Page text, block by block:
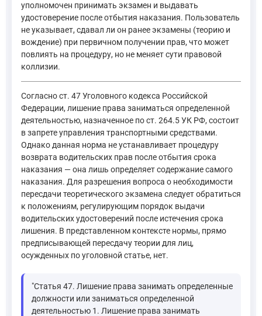
уполномочен принимать экзамен и выдавать
удостоверение после отбытия наказания. Пользователь
не указывает, сдавал ли он ранее экзамены (теорию и
вождение) при первичном получении прав, что может
повлиять на процедуру, но не меняет сути правовой
коллизии.
Согласно ст. 47 Уголовного кодекса Российской
Федерации, лишение права заниматься определенной
деятельностью, назначенное по ст. 264.5 УК РФ, состоит
в запрете управления транспортными средствами.
Однако данная норма не устанавливает процедуру
возврата водительских прав после отбытия срока
наказания — она лишь определяет содержание самого
наказания. Для разрешения вопроса о необходимости
пересдачи теоретического экзамена следует обратиться
к положениям, регулирующим порядок выдачи
водительских удостоверений после истечения срока
лишения. В представленном контексте нормы, прямо
предписывающей пересдачу теории для лиц,
осужденных по уголовной статье, нет.
"Статья 47. Лишение права занимать определенные
должности или заниматься определенной
деятельностью 1. Лишение права занимать